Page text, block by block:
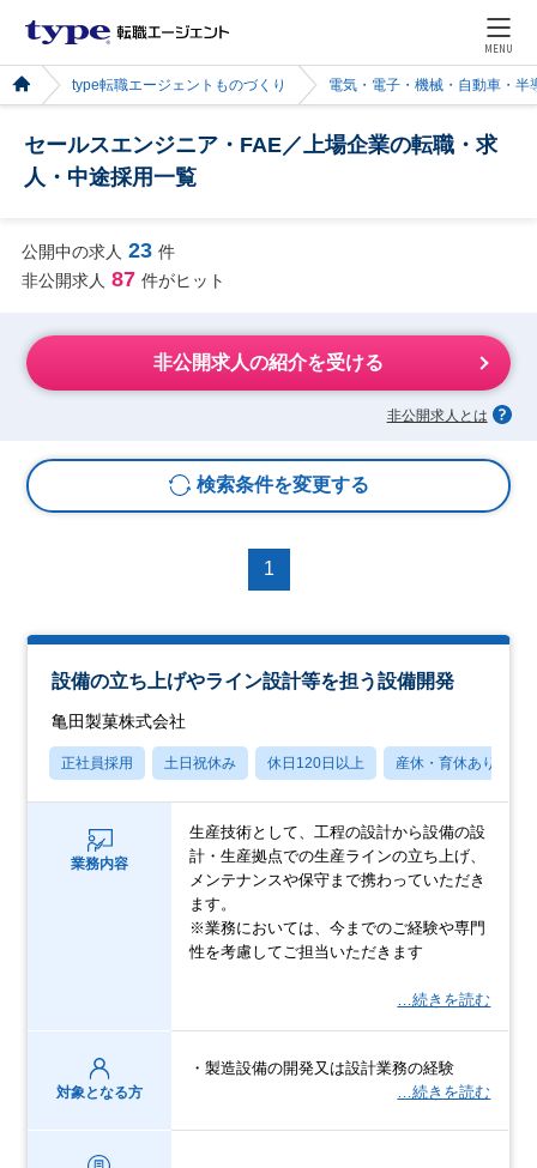
MENU
type転職エージェントものづくり 電気・電子・機械・自動車・半
セールスエンジニア・FAE／上場企業の転職・求
人・中途採用一覧
公開中の求人 23 件
非公開求人 87 件がヒット
非公開求人の紹介を受ける
非公開求人とは
検索条件を変更する
1
設備の立ち上げやライン設計等を担う設備開発
亀田製菓株式会社
正社員採用 土日祝休み 休日120日以上 産休・育休あり
業務内容
生産技術として、工程の設計から設備の設
計・生産拠点での生産ラインの立ち上げ、
メンテナンスや保守まで携わっていただき
ます。
※業務においては、今までのご経験や専門
性を考慮してご担当いただきます
…続きを読む
対象となる方
・製造設備の開発又は設計業務の経験
…続きを読む